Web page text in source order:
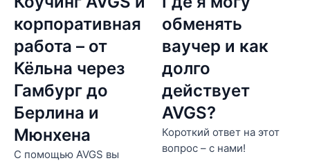
корпоративная
работа – от
Кёльна через
Гамбург до
Берлина и
Мюнхена
С помощью AVGS вы
обменять
ваучер и как
долго
действует
AVGS?
Короткий ответ на этот
вопрос – с нами!